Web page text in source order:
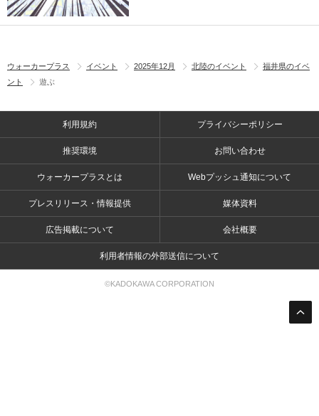
ウォーカープラス イベント 2025年12月 北陸のイベント
福井県のイベ
ント
遊ぶ
利用規約 プライバシーポリシー
推奨環境 お問い合わせ
ウォーカープラスとは Webプッシュ通知について
プレスリリース・情報提供 媒体資料
広告掲載について 会社概要
利用者情報の外部送信について
©KADOKAWA CORPORATION